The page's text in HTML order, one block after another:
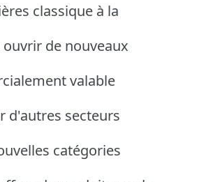
classique à la
de nouveaux
valable
d'autres secteurs
catégories